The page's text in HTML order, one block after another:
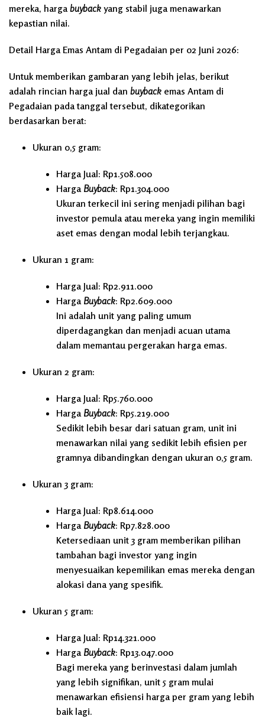
mereka, harga buyback yang stabil juga menawarkan
kepastian nilai.
Detail Harga Emas Antam di Pegadaian per 02 Juni 2026:
Untuk memberikan gambaran yang lebih jelas, berikut
adalah rincian harga jual dan buyback emas Antam di
Pegadaian pada tanggal tersebut, dikategorikan
berdasarkan berat:
Ukuran 0,5 gram:
Harga Jual: Rp1.508.000
Harga Buyback: Rp1.304.000
Ukuran terkecil ini sering menjadi pilihan bagi
investor pemula atau mereka yang ingin memiliki
aset emas dengan modal lebih terjangkau.
Ukuran 1 gram:
Harga Jual: Rp2.911.000
Harga Buyback: Rp2.609.000
Ini adalah unit yang paling umum
diperdagangkan dan menjadi acuan utama
dalam memantau pergerakan harga emas.
Ukuran 2 gram:
Harga Jual: Rp5.760.000
Harga Buyback: Rp5.219.000
Sedikit lebih besar dari satuan gram, unit ini
menawarkan nilai yang sedikit lebih efisien per
gramnya dibandingkan dengan ukuran 0,5 gram.
Ukuran 3 gram:
Harga Jual: Rp8.614.000
Harga Buyback: Rp7.828.000
Ketersediaan unit 3 gram memberikan pilihan
tambahan bagi investor yang ingin
menyesuaikan kepemilikan emas mereka dengan
alokasi dana yang spesifik.
Ukuran 5 gram:
Harga Jual: Rp14.321.000
Harga Buyback: Rp13.047.000
Bagi mereka yang berinvestasi dalam jumlah
yang lebih signifikan, unit 5 gram mulai
menawarkan efisiensi harga per gram yang lebih
baik lagi.